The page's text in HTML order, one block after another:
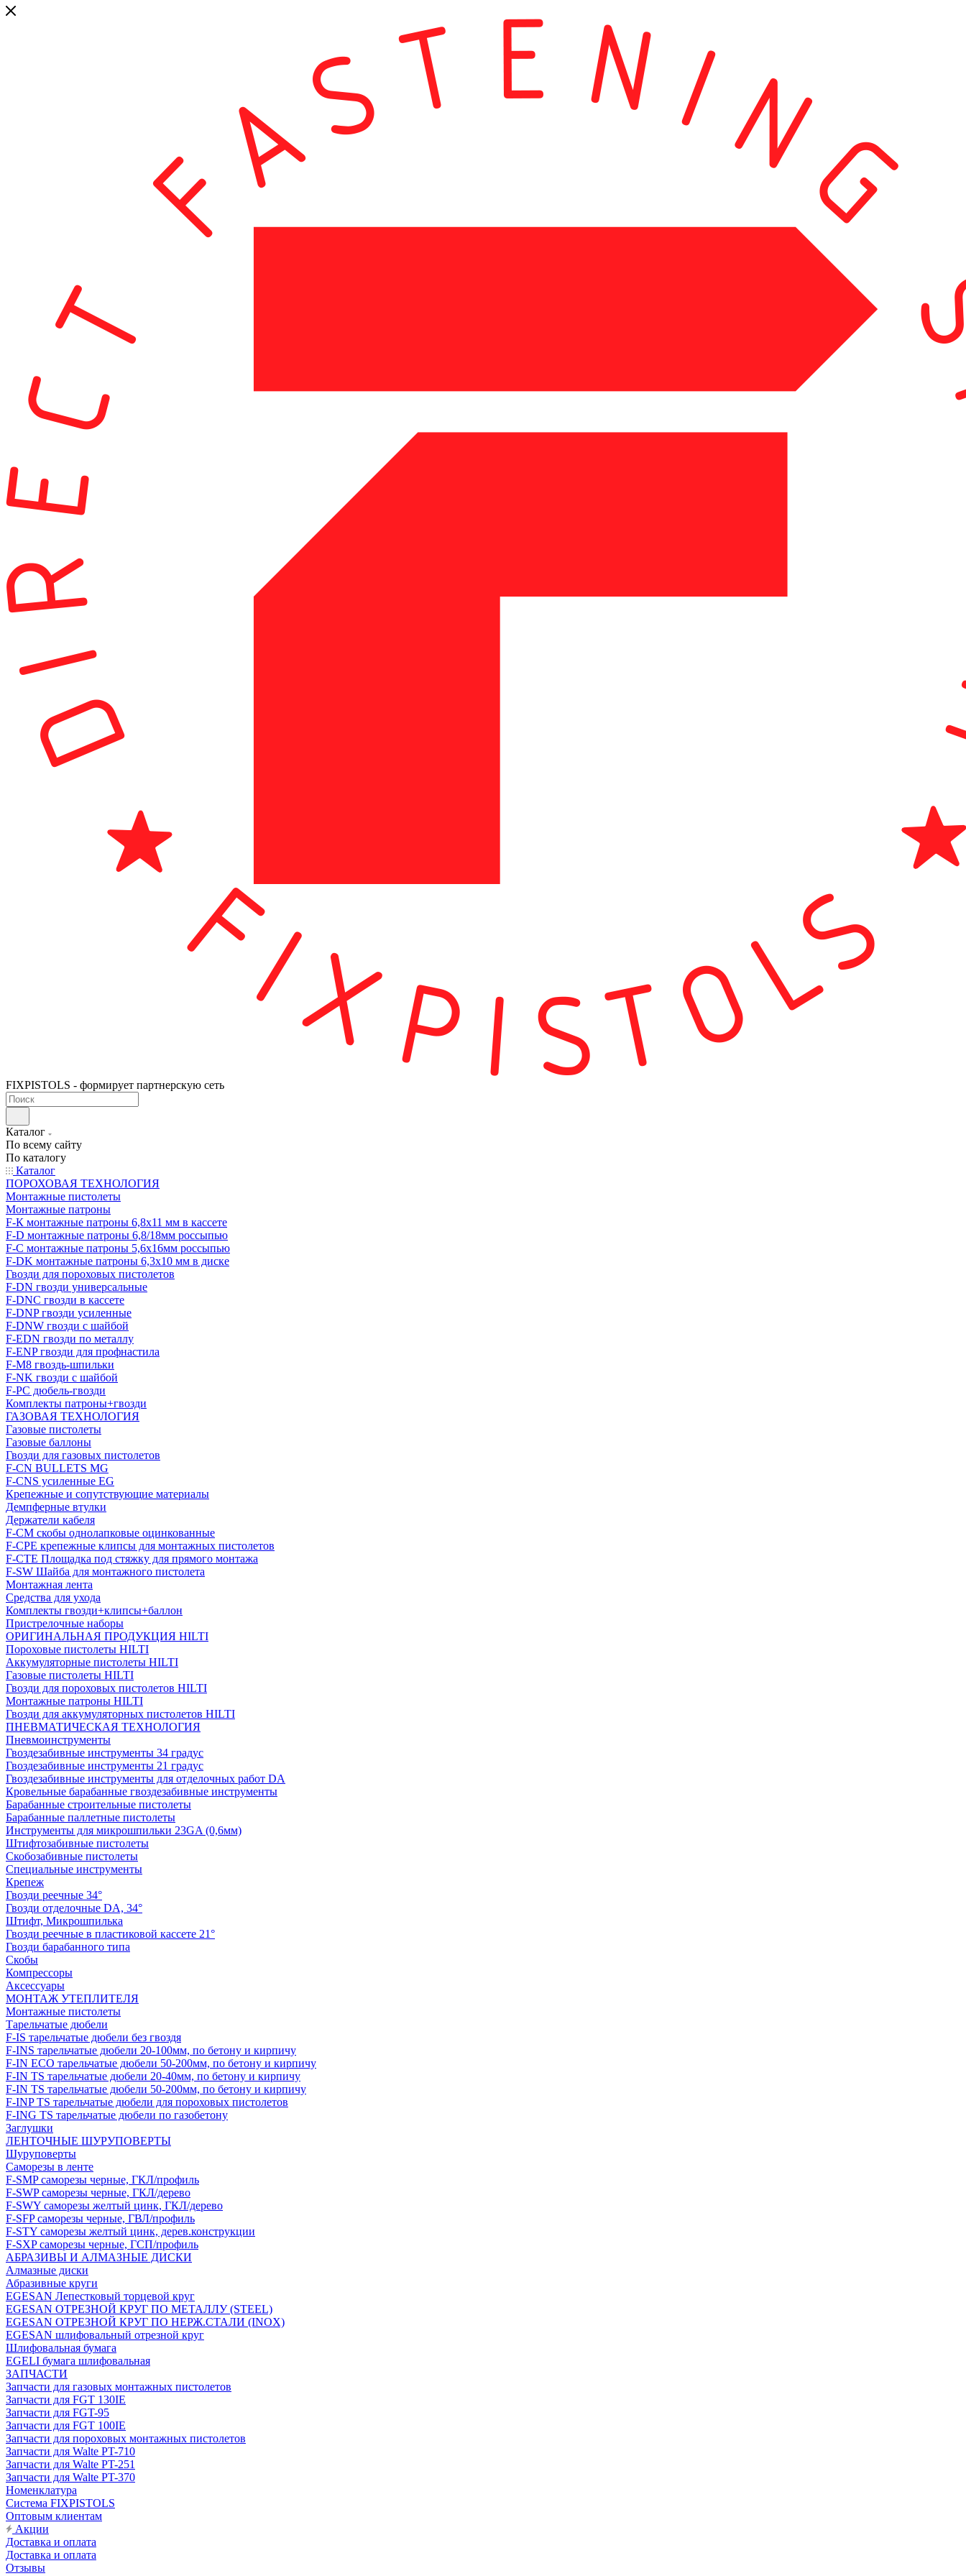
FIXPISTOLS - формирует партнерскую сеть
Каталог
По всему сайту
По каталогу
Каталог
ПОРОХОВАЯ ТЕХНОЛОГИЯ
Монтажные пистолеты
Монтажные патроны
F-К монтажные патроны 6,8х11 мм в кассете
F-D монтажные патроны 6,8/18мм россыпью
F-C монтажные патроны 5,6х16мм россыпью
F-DK монтажные патроны 6,3х10 мм в диске
Гвозди для пороховых пистолетов
F-DN гвозди универсальные
F-DNC гвозди в кассете
F-DNP гвозди усиленные
F-DNW гвозди с шайбой
F-EDN гвозди по металлу
F-ENP гвозди для профнастила
F-M8 гвоздь-шпильки
F-NK гвозди с шайбой
F-PC дюбель-гвозди
Комплекты патроны+гвозди
ГАЗОВАЯ ТЕХНОЛОГИЯ
Газовые пистолеты
Газовые баллоны
Гвозди для газовых пистолетов
F-CN BULLETS MG
F-CNS усиленные EG
Крепежные и сопутствующие материалы
Демпферные втулки
Держатели кабеля
F-CM скобы однолапковые оцинкованные
F-CPE крепежные клипсы для монтажных пистолетов
F-CTE Площадка под стяжку для прямого монтажа
F-SW Шайба для монтажного пистолета
Монтажная лента
Средства для ухода
Комплекты гвозди+клипсы+баллон
Пристрелочные наборы
ОРИГИНАЛЬНАЯ ПРОДУКЦИЯ HILTI
Пороховые пистолеты HILTI
Аккумуляторные пистолеты HILTI
Газовые пистолеты HILTI
Гвозди для пороховых пистолетов HILTI
Монтажные патроны HILTI
Гвозди для аккумуляторных пистолетов HILTI
ПНЕВМАТИЧЕСКАЯ ТЕХНОЛОГИЯ
Пневмоинструменты
Гвоздезабивные инструменты 34 градус
Гвоздезабивные инструменты 21 градус
Гвоздезабивные инструменты для отделочных работ DA
Кровельные барабанные гвоздезабивные инструменты
Барабанные строительные пистолеты
Барабанные паллетные пистолеты
Инструменты для микрошпильки 23GA (0,6мм)
Штифтозабивные пистолеты
Скобозабивные пистолеты
Специальные инструменты
Крепеж
Гвозди реечные 34°
Гвозди отделочные DA, 34°
Штифт, Микрошпилька
Гвозди реечные в пластиковой кассете 21°
Гвозди барабанного типа
Скобы
Компрессоры
Аксессуары
МОНТАЖ УТЕПЛИТЕЛЯ
Монтажные пистолеты
Тарельчатые дюбели
F-IS тарельчатые дюбели без гвоздя
F-INS тарельчатые дюбели 20-100мм, по бетону и кирпичу
F-IN ECO тарельчатые дюбели 50-200мм, по бетону и кирпичу
F-IN TS тарельчатые дюбели 20-40мм, по бетону и кирпичу
F-IN TS тарельчатые дюбели 50-200мм, по бетону и кирпичу
F-INP TS тарельчатые дюбели для пороховых пистолетов
F-ING TS тарельчатые дюбели по газобетону
Заглушки
ЛЕНТОЧНЫЕ ШУРУПОВЕРТЫ
Шуруповерты
Саморезы в ленте
F-SMP саморезы черные, ГКЛ/профиль
F-SWP саморезы черные, ГКЛ/дерево
F-SWY саморезы желтый цинк, ГКЛ/дерево
F-SFP саморезы черные, ГВЛ/профиль
F-STY саморезы желтый цинк, дерев.конструкции
F-SXP саморезы черные, ГСП/профиль
АБРАЗИВЫ И АЛМАЗНЫЕ ДИСКИ
Алмазные диски
Абразивные круги
EGESAN Лепестковый торцевой круг
EGESAN ОТРЕЗНОЙ КРУГ ПО МЕТАЛЛУ (STEEL)
EGESAN ОТРЕЗНОЙ КРУГ ПО НЕРЖ.СТАЛИ (INOX)
EGESAN шлифовальный отрезной круг
Шлифовальная бумага
EGELI бумага шлифовальная
ЗАПЧАСТИ
Запчасти для газовых монтажных пистолетов
Запчасти для FGT 130IE
Запчасти для FGT-95
Запчасти для FGT 100IE
Запчасти для пороховых монтажных пистолетов
Запчасти для Walte PT-710
Запчасти для Walte PT-251
Запчасти для Walte PT-370
Номенклатура
Система FIXPISTOLS
Оптовым клиентам
Акции
Доставка и оплата
Доставка и оплата
Отзывы